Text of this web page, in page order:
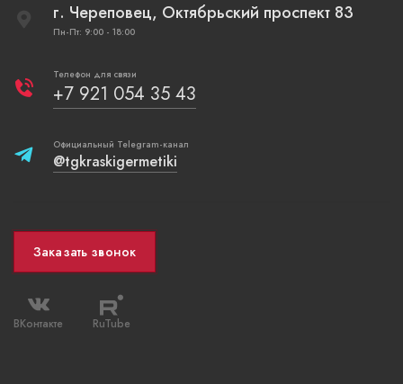
г. Череповец, Октябрьский проспект 83
Пн-Пт: 9:00 - 18:00
Телефон для связи
+7 921 054 35 43
Официальный Telegram-канал
@tgkraskigermetiki
Заказать звонок
ВКонтакте RuTube